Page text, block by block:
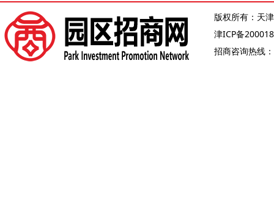
版权所有：天
津ICP备
招商咨询热线：